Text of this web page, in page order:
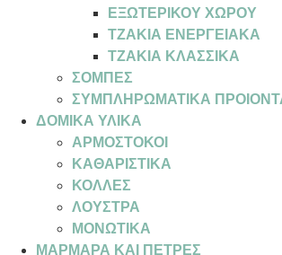
ΕΞΩΤΕΡΙΚΟΥ ΧΩΡΟΥ
ΤΖΑΚΙΑ ΕΝΕΡΓΕΙΑΚΑ
ΤΖΑΚΙΑ ΚΛΑΣΣΙΚΑ
ΣΟΜΠΕΣ
ΣΥΜΠΛΗΡΩΜΑΤΙΚΑ
ΔΟΜΙΚΑ ΥΛΙΚΑ
ΑΡΜΟΣΤΟΚΟΙ
ΚΑΘΑΡΙΣΤΙΚΑ
ΚΟΛΛΕΣ
ΛΟΥΣΤΡΑ
ΜΟΝΩΤΙΚΑ
ΜΑΡΜΑΡΑ ΚΑΙ ΠΕΤΡΕΣ